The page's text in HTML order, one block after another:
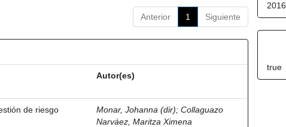
Anterior 1 Siguiente
Autor(es)
de riesgo
Monar, Johanna (dir);Collaguazo
Narváez, Maritza Ximena
2016
true